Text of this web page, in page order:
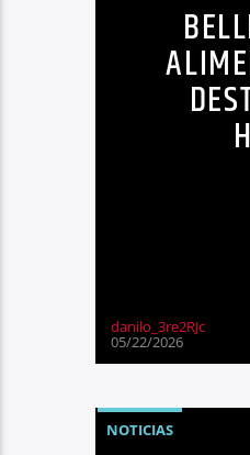
danilo_3re2RJc
05/22/2026
NOTICIAS